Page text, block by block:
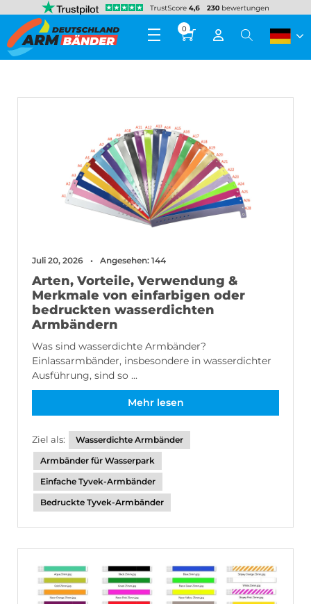
0
Juli 20, 2026 Angesehen: 144
Arten, Vorteile, Verwendung &
Merkmale von einfarbigen oder
bedruckten wasserdichten
Armbändern
Was sind wasserdichte Armbänder?
Einlassarmbänder, insbesondere in wasserdichter
Ausführung, sind so ...
Mehr lesen
Ziel als:
Wasserdichte Armbänder
Armbänder für Wasserpark
Einfache Tyvek-Armbänder
Bedruckte Tyvek-Armbänder